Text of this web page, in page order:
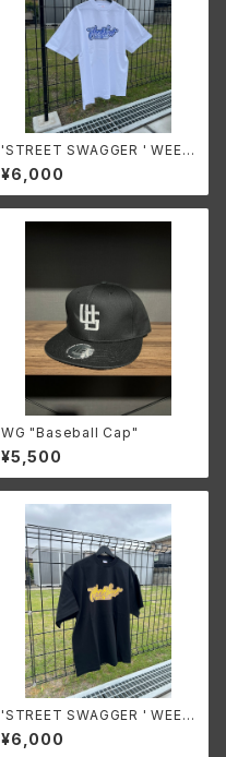
'STREET SWAGGER ' WEEK
END logo T-shirt 【Blue×W
hite】2025 S/S
¥6,000
WG "Baseball Cap"
¥5,500
'STREET SWAGGER ' WEEK
END logo T-shirt 【yellow×
purple】2025 S/S
¥6,000